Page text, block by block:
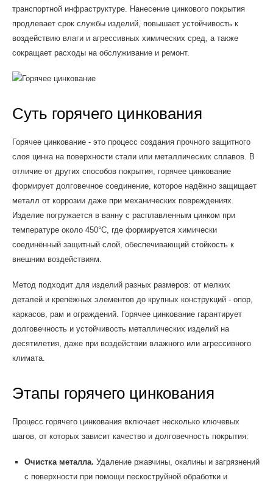
транспортной инфраструктуре. Нанесение цинкового покрытия
продлевает срок службы изделий, повышает устойчивость к
воздействию влаги и агрессивных химических сред, а также
сокращает расходы на обслуживание и ремонт.
Суть горячего цинкования
Горячее цинкование - это процесс создания прочного защитного
слоя цинка на поверхности стали или металлических сплавов. В
отличие от других способов покрытия, горячее цинкование
формирует долговечное соединение, которое надёжно защищает
металл от коррозии даже при механических повреждениях.
Изделие погружается в ванну с расплавленным цинком при
температуре около 450°C, где формируется химически
соединённый защитный слой, обеспечивающий стойкость к
внешним воздействиям.
Метод подходит для изделий разных размеров: от мелких
деталей и крепёжных элементов до крупных конструкций - опор,
каркасов, рам и ограждений. Горячее цинкование гарантирует
долговечность и устойчивость металлических изделий на
десятилетия, даже при воздействии влажного или агрессивного
климата.
Этапы горячего цинкования
Процесс горячего цинкования включает несколько ключевых
шагов, от которых зависит качество и долговечность покрытия:
Очистка металла. Удаление ржавчины, окалины и загрязнений
с поверхности при помощи пескоструйной обработки и